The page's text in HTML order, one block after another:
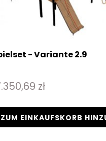
- Variante 2.9
zł
ZUM EINKAUFSKORB